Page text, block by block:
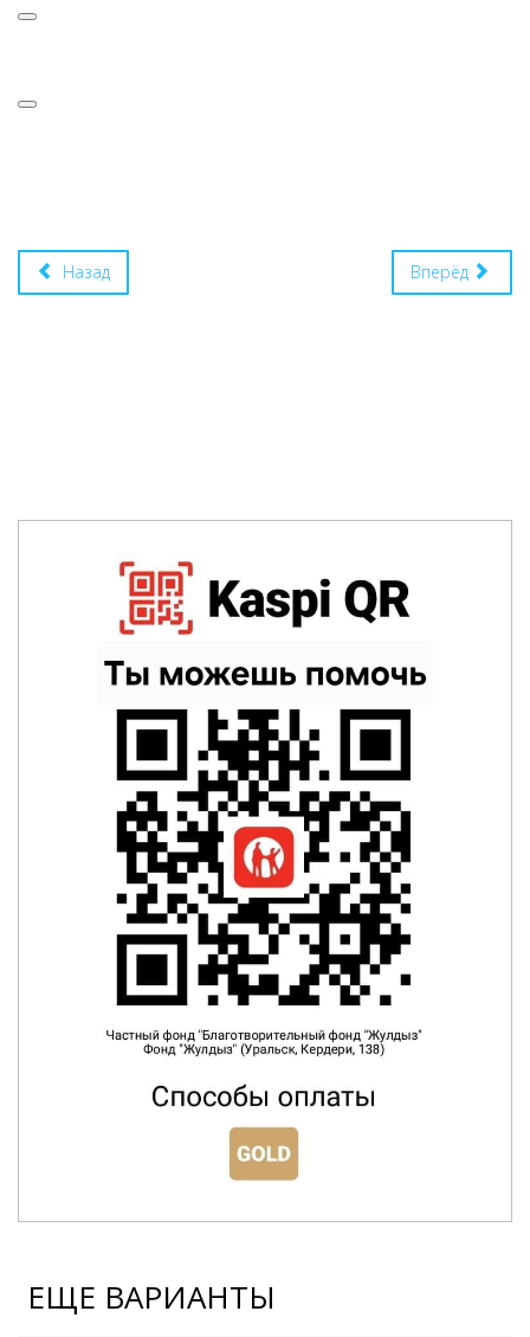
Назад Вперёд
ЕЩЕ ВАРИАНТЫ